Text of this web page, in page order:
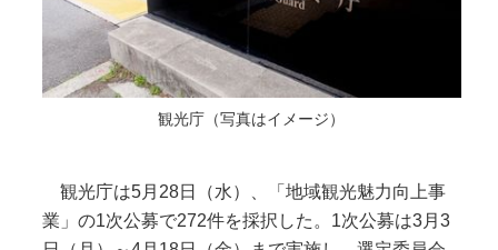
観光庁（写真はイメージ）
観光庁は5月28日（水）、「地域観光魅力向上事
業」の1次公募で272件を採択した。1次公募は3月3